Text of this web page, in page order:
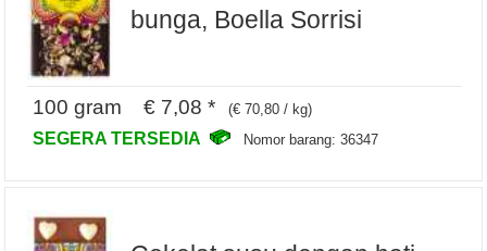
bunga, Boella Sorrisi
100 gram € 7,08 * (€ 70,80 / kg)
SEGERA TERSEDIA Nomor barang: 36347